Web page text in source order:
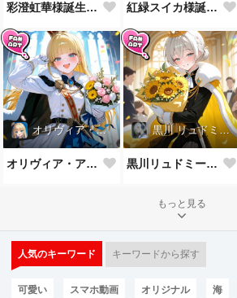
彩澄虹華様誕生祝！ 紅緑スイカ様誕生祝！
オリヴィア・アストリー
オリヴィア・アストリー様誕生祝！
黒川 リュドミーラ
黒川リュドミーラ様誕生祝！
もっと見る
人気のキーワード キーワードから探す
可愛い スマホ動画 オリジナル 海